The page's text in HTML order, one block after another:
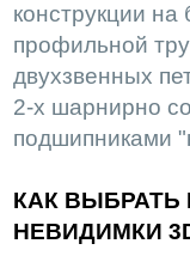
конструкции
профильной
двухзвенных
2-х шарнирно
подшипниками
КАК
НЕВИДИМКИ